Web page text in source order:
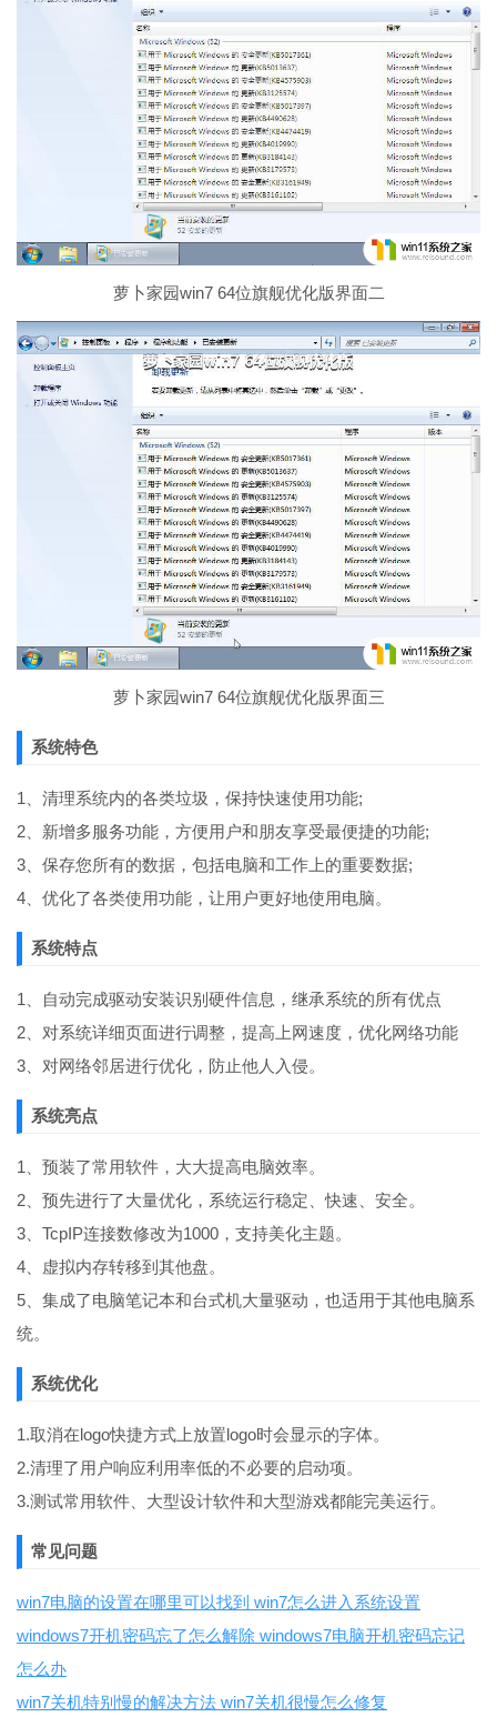
萝卜家园win7 64位旗舰优化版界面二
萝卜家园win7 64位旗舰优化版界面三
系统特色
1、清理系统内的各类垃圾，保持快速使用功能;
2、新增多服务功能，方便用户和朋友享受最便捷的功能;
3、保存您所有的数据，包括电脑和工作上的重要数据;
4、优化了各类使用功能，让用户更好地使用电脑。
系统特点
1、自动完成驱动安装识别硬件信息，继承系统的所有优点
2、对系统详细页面进行调整，提高上网速度，优化网络功能
3、对网络邻居进行优化，防止他人入侵。
系统亮点
1、预装了常用软件，大大提高电脑效率。
2、预先进行了大量优化，系统运行稳定、快速、安全。
3、TcpIP连接数修改为1000，支持美化主题。
4、虚拟内存转移到其他盘。
5、集成了电脑笔记本和台式机大量驱动，也适用于其他电脑系
统。
系统优化
1.取消在logo快捷方式上放置logo时会显示的字体。
2.清理了用户响应利用率低的不必要的启动项。
3.测试常用软件、大型设计软件和大型游戏都能完美运行。
常见问题
win7电脑的设置在哪里可以找到 win7怎么进入系统设置
windows7开机密码忘了怎么解除 windows7电脑开机密码忘记
怎么办
win7关机特别慢的解决方法 win7关机很慢怎么修复